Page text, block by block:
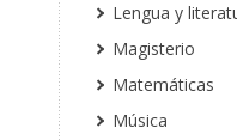
Lengua y
Magisterio
Matemáticas
Música